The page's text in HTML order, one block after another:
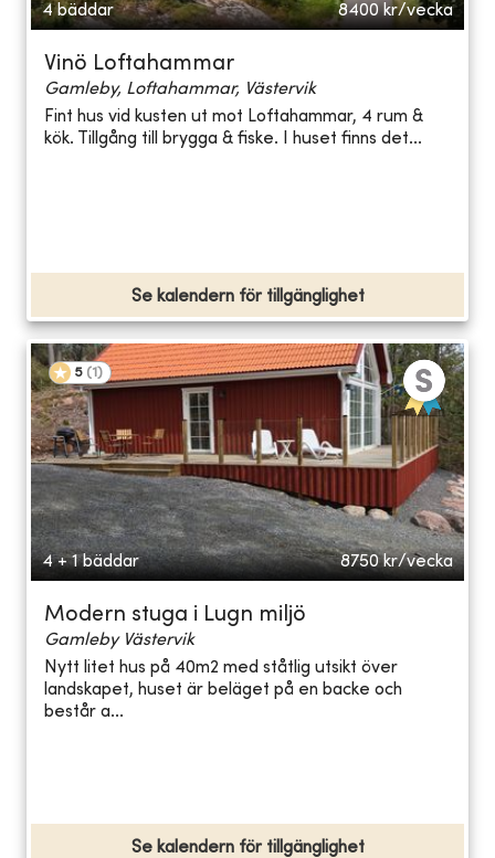
4 bäddar 8400 kr/vecka
Vinö Loftahammar
Gamleby, Loftahammar, Västervik
Fint hus vid kusten ut mot Loftahammar, 4 rum &
kök. Tillgång till brygga & fiske. I huset finns det...
Se kalendern för tillgänglighet
5 (1 )
4 + 1 bäddar 8750 kr/vecka
Modern stuga i Lugn miljö
Gamleby Västervik
Nytt litet hus på 40m2 med ståtlig utsikt över
landskapet, huset är beläget på en backe och
består a...
Se kalendern för tillgänglighet